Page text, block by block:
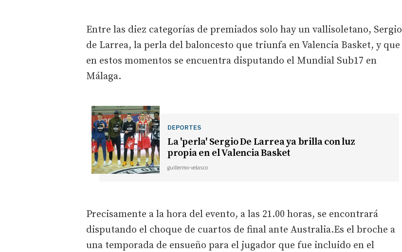
Entre las diez categorías de premiados solo hay un vallisoletano, Sergio
de Larrea, la perla del baloncesto que triunfa en Valencia Basket, y que
en estos momentos se encuentra disputando el Mundial Sub17 en
Málaga.
DEPORTES
La 'perla' Sergio De Larrea ya brilla con luz
propia en el Valencia Basket
guillermo-velasco
Precisamente a la hora del evento, a las 21.00 horas, se encontrará
disputando el choque de cuartos de final ante Australia.Es el broche a
una temporada de ensueño para el jugador que fue incluido en el